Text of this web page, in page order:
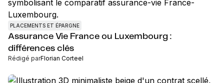
PLACEMENTS ET ÉPARGNE
Assurance Vie France ou Luxembourg :
différences clés
Rédigé parFlorian Corteel